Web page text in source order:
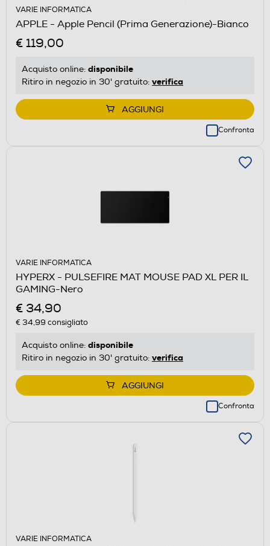
VARIE INFORMATICA
APPLE - Apple Pencil (Prima Generazione)-Bianco
€ 119,00
Acquisto online: disponibile
Ritiro in negozio in 30' gratuito: verifica
AGGIUNGI
Confronta
VARIE INFORMATICA
HYPERX - PULSEFIRE MAT MOUSE PAD XL PER IL
GAMING-Nero
€ 34,90
€ 34,99 consigliato
Acquisto online: disponibile
Ritiro in negozio in 30' gratuito: verifica
AGGIUNGI
Confronta
VARIE INFORMATICA